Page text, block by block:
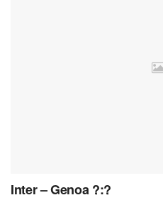
Inter – Genoa ?:?